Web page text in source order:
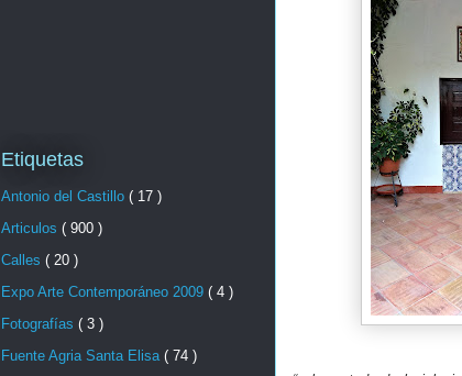
Etiquetas
Antonio del Castillo ( 17 )
Articulos ( 900 )
Calles ( 20 )
Expo Arte Contemporáneo 2009 ( 4 )
Fotografías ( 3 )
Fuente Agria Santa Elisa ( 74 )